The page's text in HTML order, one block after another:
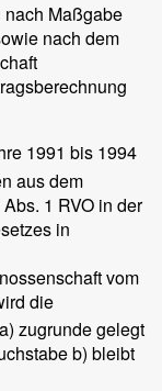
nach Maßgabe
nach dem
1991 bis 1994
aus dem
1 RVO in der
in
vom
die
zugrunde gelegt
b) bleibt